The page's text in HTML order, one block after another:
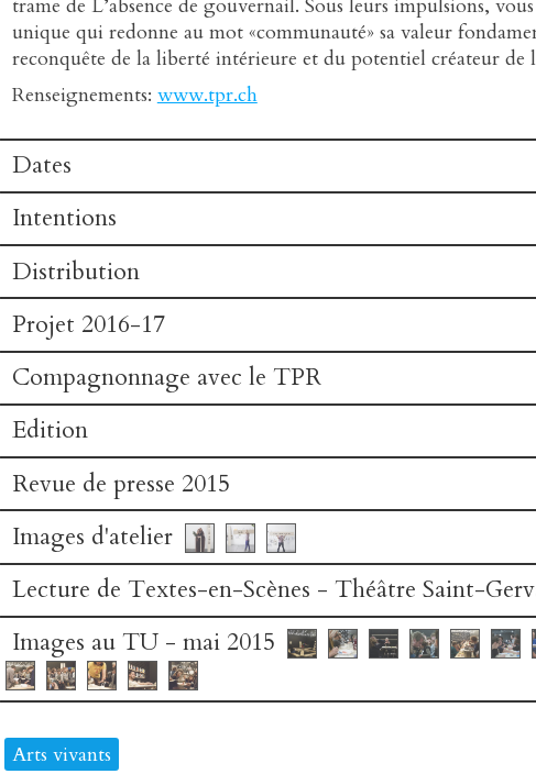
trame de L’absence de gouvernail. Sous leurs impulsions,
unique qui redonne au mot «communauté» sa valeur
reconquête de la liberté intérieure et du potentiel créateur de
Renseignements: www.tpr.ch
Dates
Intentions
Distribution
Projet 2016-17
Compagnonnage avec le TPR
Edition
Revue de presse 2015
Images d'atelier
Lecture de Textes-en-Scènes - Théâtre Saint-
Images au TU - mai 2015
Arts vivants